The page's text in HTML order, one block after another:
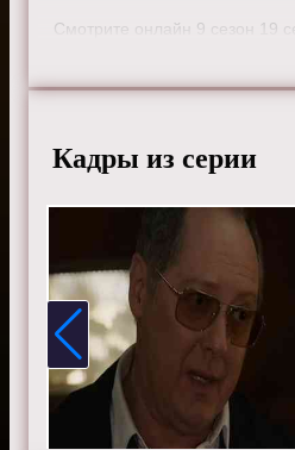
Смотрите онлайн 9 сезон 19
планшете, пк или телевизоре
Кадры из серии